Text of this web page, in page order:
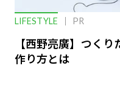
LIFESTYLE PR
【西野亮廣】つく
作り方とは